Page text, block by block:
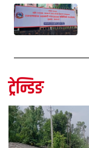
ट्रेन्डिङ